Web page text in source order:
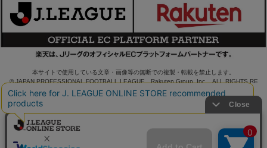
本サイトで使用している文章・画像等の無断での複製・転載を禁止します。
© JAPAN PROFESSIONAL FOOTBALL LEAGUE Rakuten Group, Inc. ALL RIGHTS RE
SERVED.